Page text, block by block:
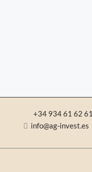
+34 934 61 62 61
info@ag-invest.es